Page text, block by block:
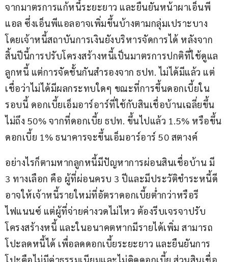
จากมาตรการแก้หนี้ระยะยาว และยืนยันหน้าผาเอ็นพี
แอล ซึ่งเอ็นพีแอลอาจเพิ่มขึ้นบ้างตามกลุ่มเปราะบาง
โดยเจ้าหนี้สถาบันการเงินยังบริหารจัดการได้ หลังจาก
สิ้นปีนี้การปรับโครงสร้างหนี้เป็นมาตรการปกติที่ใช้ดูแล
ลูกหนี้ แต่การจัดชั้นกันสำรองจาก ธปท. ไม่ได้มีแล้ว แต่
เชื่อว่าไม่ได้มีผลกระทบใดๆ ขณะที่การขึ้นดอกเบี้ยใน
รอบนี้ ดอกเบี้ยเอ็มอาร์อาร์ที่ใช้กับสินเชื่อบ้านเฉลี่ยขึ้น
ไม่ถึง 50% จากที่ดอกเบี้ย ธปท. ขึ้นไปแล้ว 1.5% หรือขึ้น
ดอกเบี้ย 1% ธนาคารจะขึ้นเอ็มอาร์อาร์ 50 สตางค์
อย่างไรก็ตามหากลูกหนี้มีปัญหาการผ่อนสินเชื่อบ้าน มี
3 ทางเลือก คือ ผู้ที่ผ่อนครบ 3 ปีและมีประวัติชำระหนี้ดี
อาจให้เจ้าหนี้รายใหม่ที่อัตราดอกเบี้ยต่ำกว่าหรือรี
ไฟแนนซ์ แต่ผู้ที่จ่ายค่างวดไม่ไหว ต้องรีบเจรจาปรับ
โครงสร้างหนี้ และในอนาคตหากมีรายได้เพิ่ม สามารถ
โปะลดหนี้ได้ เพื่อลดดอกเบี้ยระยะยาว และยืนยันการ